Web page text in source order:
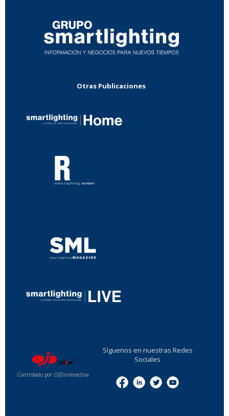
Otras Publicaciones
Controlado por OJDinteractiva
Síguenos en nuestras Redes
Sociales